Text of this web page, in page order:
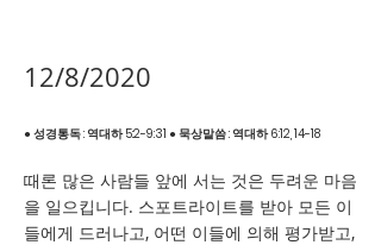
12/8/2020
● 성경통독 : 역대하 5:2-9:31 ● 묵상말씀 : 역대하 6:12, 14-18
때론 많은 사람들 앞에 서는 것은 두려운 마음
을 일으킵니다. 스포트라이트를 받아 모든 이
들에게 드러나고, 어떤 이들에 의해 평가받고,